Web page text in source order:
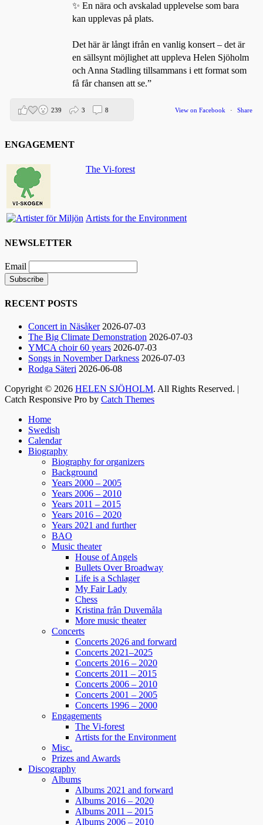
✨ En nära och avskalad upplevelse som bara
kan upplevas på plats.
Det här är långt ifrån en vanlig konsert – det är
en sällsynt möjlighet att uppleva Helen Sjöholm
och Anna Stadling tillsammans i ett format som
få får chansen att se.”
View on Facebook · Share
239 3 8
Nimbus är Melvin Andreassen/ Adil Backman &
82
2 months ago
Hurra!!
Nu släpps biljetterna till ”Ritsch Ratsch på
tidigare har vi behövt skratta som nu!!
Jacke, Sussie, Andreas & ett finfint band under
Boka biljetter via Ticketmaster.se. Välkomna! /
Helen
129 7 4
2 months ago
Fler biljetter släppta. Vi ses i Näsåker den 15
augusti.
10 58
Helen Sjöholm
3 months ago
JOJJE
Det är fortfarande helt overkligt att du är borta.
Jag fattar inte ... vi jobbade ju ihop bara några
dagar innan du lämnade oss. Allt var som vanligt
- du spelade så fantastiskt.
Konserterna, frukostarna, middagarna, samtalen.
Tack för din vänskap och alla de 26 åren vi
spelade tillsammans. Din humor, öppenhet,
generositet. Din gränslösa musikalitet, erfarenhet
och närvaro i samspelet.
ENGAGEMENT
The Vi-forest
Artists for the Environment
NEWSLETTER
Email
RECENT POSTS
Concert in Näsåker 2026-07-03
The Big Climate Demonstration 2026-07-03
YMCA choir 60 years 2026-07-03
Songs in November Darkness 2026-07-03
Rodga Säteri 2026-06-08
Copyright © 2026 HELEN SJÖHOLM. All Rights Reserved. |
Catch Responsive Pro by Catch Themes
Home
Swedish
Calendar
Biography
Biography for organizers
Background
Years 2000 – 2005
Years 2006 – 2010
Years 2011 – 2015
Years 2016 – 2020
Years 2021 and further
BAO
Music theater
House of Angels
Bullets Over Broadway
Life is a Schlager
My Fair Lady
Chess
Kristina från Duvemåla
More music theater
Concerts
Concerts 2026 and forward
Concerts 2021–2025
Concerts 2016 – 2020
Concerts 2011 – 2015
Concerts 2006 – 2010
Concerts 2001 – 2005
Concerts 1996 – 2000
Engagements
The Vi-forest
Artists for the Environment
Misc.
Prizes and Awards
Discography
Albums
Albums 2021 and forward
Albums 2016 – 2020
Albums 2011 – 2015
Albums 2006 – 2010